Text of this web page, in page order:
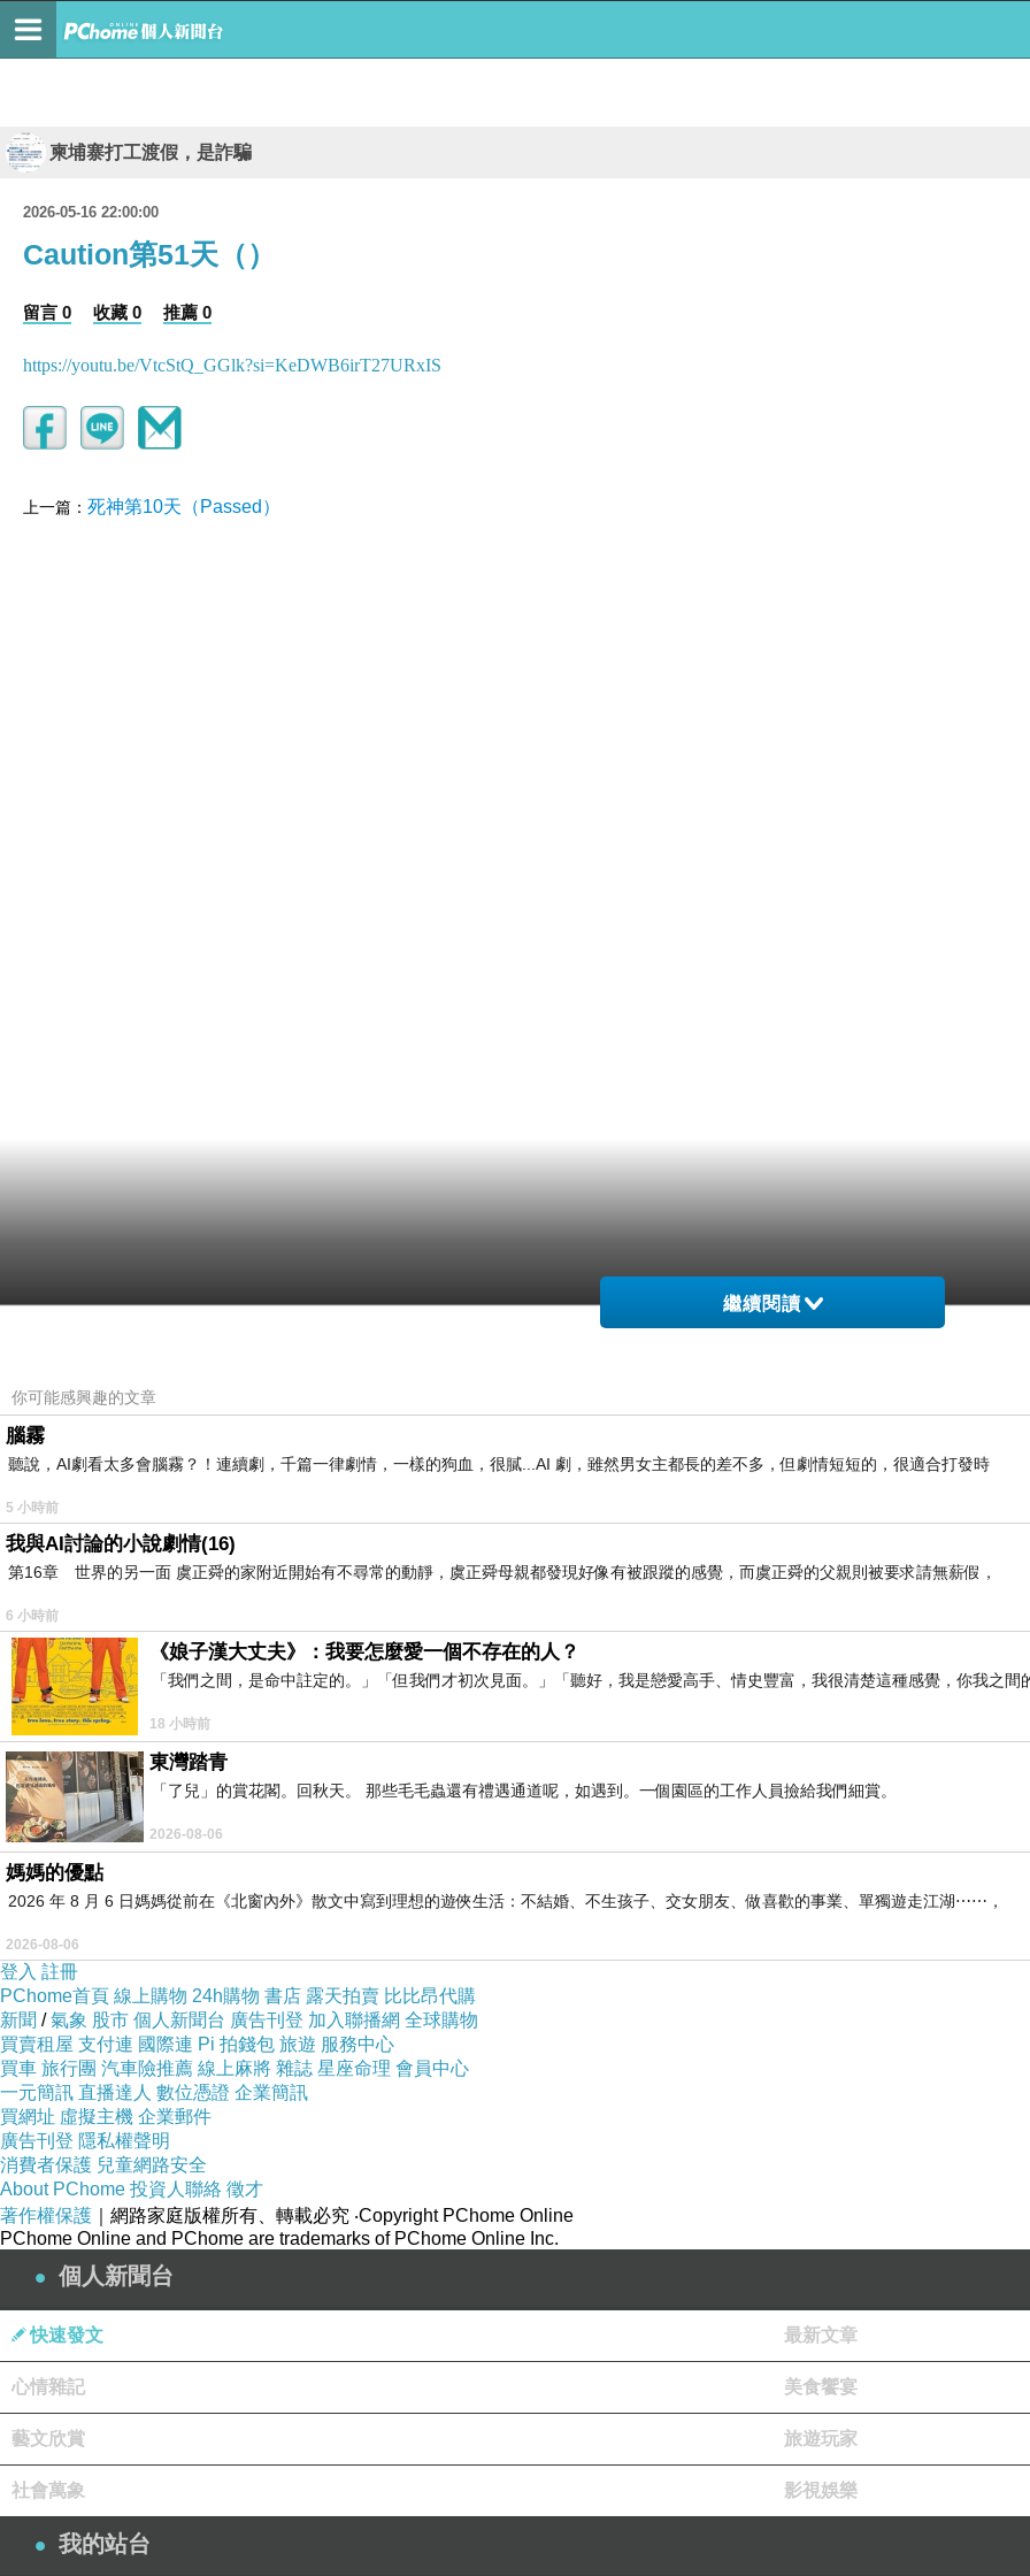
柬埔寨打工渡假，是詐騙
2026-05-16 22:00:00
Caution第51天（）
留言 0 收藏 0 推薦 0
https://youtu.be/VtcStQ_GGlk?si=KeDWB6irT27URxIS
上一篇： 死神第10天（Passed）
繼續閱讀
你可能感興趣的文章
腦霧
聽說，AI劇看太多會腦霧？！連續劇，千篇一律劇情，一樣的狗血，很膩...AI 劇，雖然男女主都長的差不多，但劇情短短的，很適合打發時
5 小時前
我與AI討論的小說劇情(16)
第16章 世界的另一面 虞正舜的家附近開始有不尋常的動靜，虞正舜母親都發現好像有被跟蹤的感覺，而虞正舜的父親則被要求請無薪假，
6 小時前
《娘子漢大丈夫》：我要怎麼愛一個不存在的人？
「我們之間，是命中註定的。」「但我們才初次見面。」「聽好，我是戀愛高手、情史豐富，我很清楚這種感覺，你我之間
18 小時前
東灣踏青
「了兒」的賞花閣。回秋天。 那些毛毛蟲還有禮遇通道呢，如遇到。一個園區的工作人員撿給我們細賞。
2026-08-06
媽媽的優點
2026 年 8 月 6 日媽媽從前在《北窗內外》散文中寫到理想的遊俠生活：不結婚、不生孩子、交女朋友、做喜歡的事業、單獨遊走江湖⋯⋯，
2026-08-06
登入 註冊
PChome首頁 線上購物 24h購物 書店 露天拍賣 比比昂代購
新聞 /氣象 股市 個人新聞台 廣告刊登 加入聯播網 全球購物
買賣租屋 支付連 國際連 Pi 拍錢包 旅遊 服務中心
買車 旅行團 汽車險推薦 線上麻將 雜誌 星座命理 會員中心
一元簡訊 直播達人 數位憑證 企業簡訊
買網址 虛擬主機 企業郵件
廣告刊登 隱私權聲明
消費者保護 兒童網路安全
About PChome 投資人聯絡 徵才
著作權保護 ｜網路家庭版權所有、轉載必究 ‧Copyright PChome Online
PChome Online and PChome are trademarks of PChome Online Inc.
個人新聞台
快速發文 最新文章
心情雜記 美食饗宴
藝文欣賞 旅遊玩家
社會萬象 影視娛樂
我的站台